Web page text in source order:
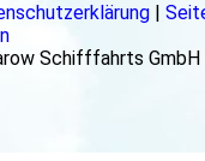
Schifffahrts GmbH